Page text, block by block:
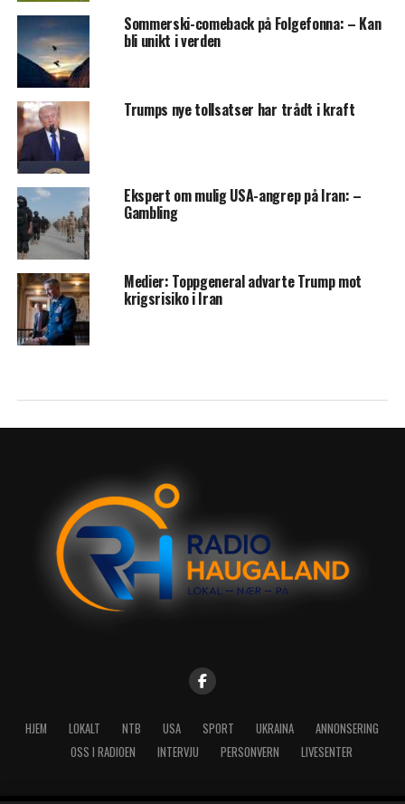
Sommerski-comeback på Folgefonna: – Kan
bli unikt i verden
Trumps nye tollsatser har trådt i kraft
Ekspert om mulig USA-angrep på Iran: –
Gambling
Medier: Toppgeneral advarte Trump mot
krigsrisiko i Iran
HJEM LOKALT NTB USA SPORT UKRAINA
ANNONSERING
OSS I RADIOEN
INTERVJU PERSONVERN LIVESENTER